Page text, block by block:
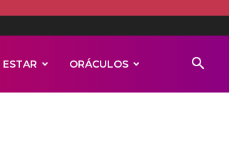
ESTAR ORÁCULOS